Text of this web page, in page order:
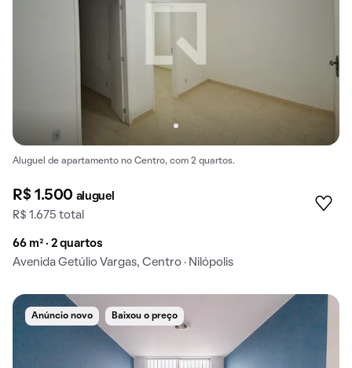
Aluguel de apartamento no Centro, com 2 quartos.
R$ 1.500 aluguel
R$ 1.675 total
66 m² · 2 quartos
Avenida Getúlio Vargas, Centro · Nilópolis
Anúncio novo Baixou o preço